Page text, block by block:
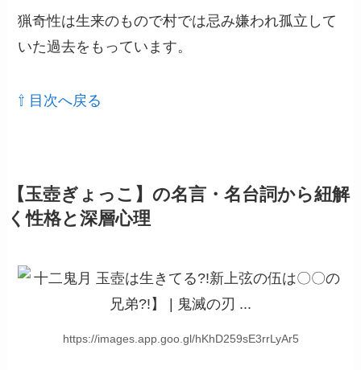
猟奇性は生来のもので村では忌み嫌われ孤立して
いた過去をもっています。
⇧ 目次へ戻る
【玉壺ぎょっこ】の名言・名台詞から紐解
く性格と深層心理
https://images.app.goo.gl/hKhD259sE3rrLyAr5